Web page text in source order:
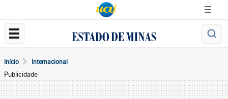
Início Internacional
Publicidade